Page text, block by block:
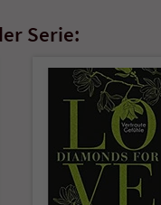
Serie: